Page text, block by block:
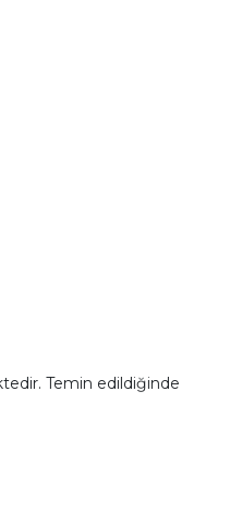
Temin edildiğinde